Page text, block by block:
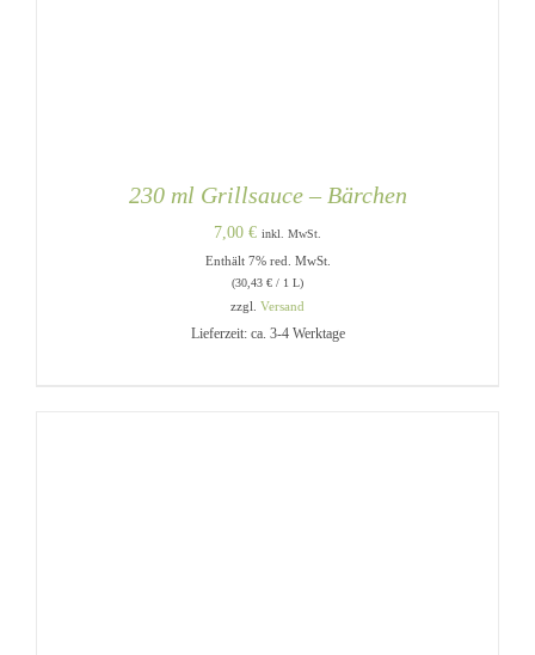
230 ml Grillsauce – Bärchen
7,00 € inkl. MwSt.
Enthält 7% red. MwSt.
(30,43 € / 1 L)
zzgl. Versand
Lieferzeit: ca. 3-4 Werktage